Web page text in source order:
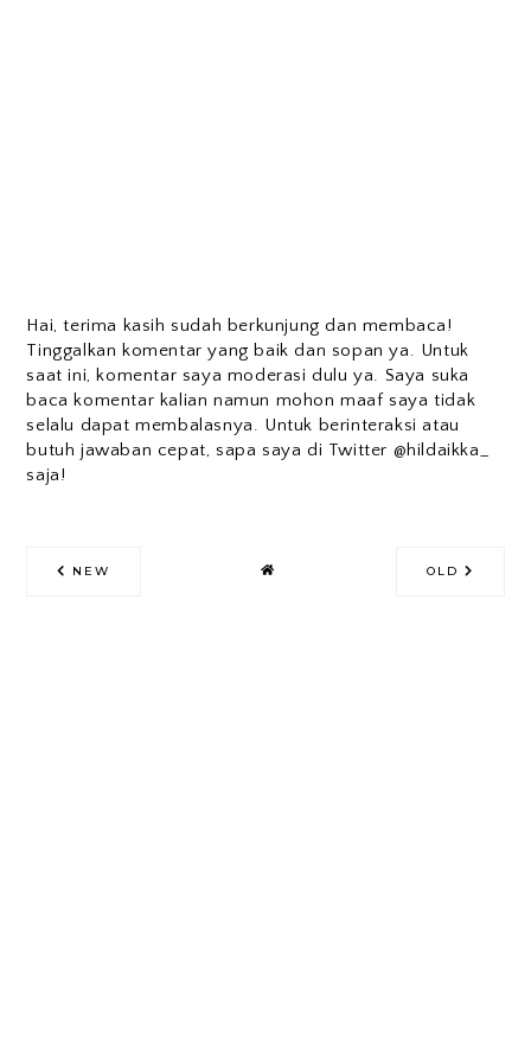
Hai, terima kasih sudah berkunjung dan membaca!
Tinggalkan komentar yang baik dan sopan ya. Untuk
saat ini, komentar saya moderasi dulu ya. Saya suka
baca komentar kalian namun mohon maaf saya tidak
selalu dapat membalasnya. Untuk berinteraksi atau
butuh jawaban cepat, sapa saya di Twitter @hildaikka_
saja!
NEW OLD